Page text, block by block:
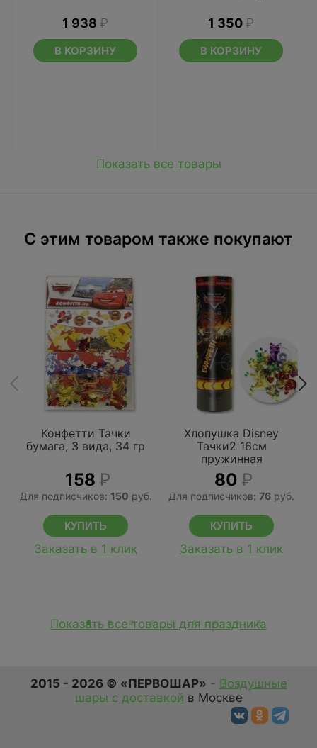
1 938 ₽
В КОРЗИНУ
1 350 ₽
В КОРЗИНУ
Показать все товары
C этим товаром также покупают
Конфетти Тачки
бумага, 3 вида, 34 гр
158 Р
Для подписчиков: 150 руб.
Заказать в 1 клик
Хлопушка Disney
Тачки2 16см
пружинная
80 Р
Для подписчиков: 76 руб.
Заказать в 1 клик
Показать все товары для праздника
2015 - 2026 © «ПЕРВОШАР» - Воздушные
шары с доставкой в Москве